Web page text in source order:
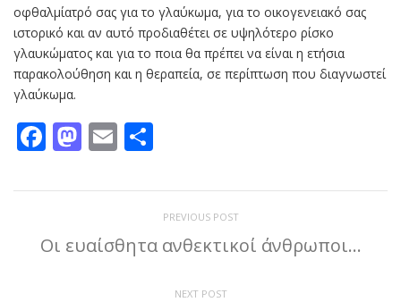
οφθαλμίατρό σας για το γλαύκωμα, για το οικογενειακό σας
ιστορικό και αν αυτό προδιαθέτει σε υψηλότερο ρίσκο
γλαυκώματος και για το ποια θα πρέπει να είναι η ετήσια
παρακολούθηση και η θεραπεία, σε περίπτωση που διαγνωστεί
γλαύκωμα.
Facebook
Mastodon
Email
PREVIOUS POST
Οι ευαίσθητα ανθεκτικοί άνθρωποι…
NEXT POST